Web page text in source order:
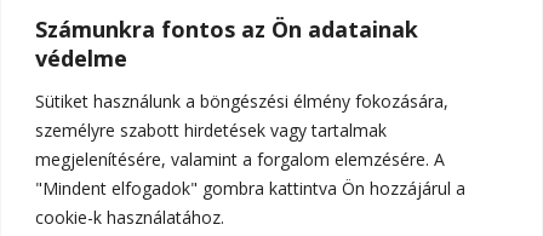
Számunkra fontos az Ön adatainak
védelme
Sütiket használunk a böngészési élmény fokozására,
személyre szabott hirdetések vagy tartalmak
megjelenítésére, valamint a forgalom elemzésére. A
"Mindent elfogadok" gombra kattintva Ön hozzájárul a
cookie-k használatához.
Sport
Tudomány